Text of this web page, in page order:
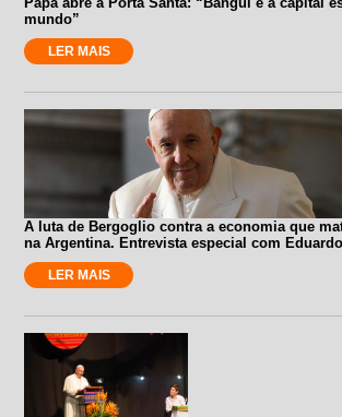
mundo”
LER MAIS
A luta de Bergoglio contra a economia que
na Argentina. Entrevista especial com
LER MAIS